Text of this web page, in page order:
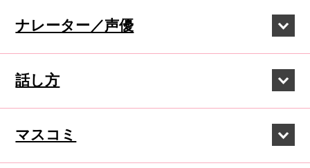
ナレーター／声優
話し方
マスコミ